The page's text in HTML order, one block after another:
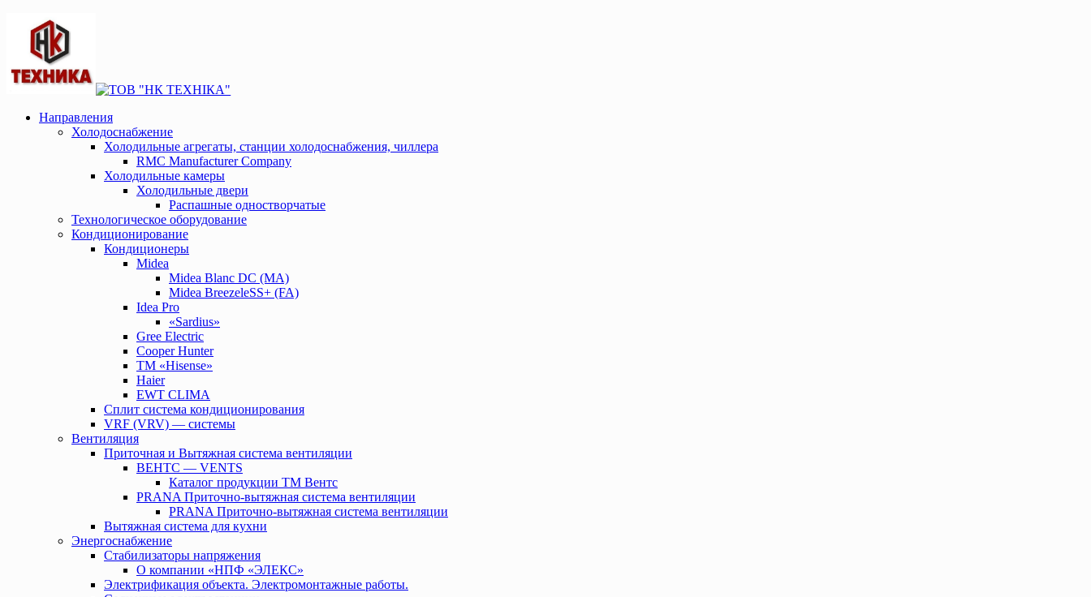
Направления
Холодоснабжение
Холодильные агрегаты, станции холодоснабжения, чиллера
RMC Manufacturer Company
Холодильные камеры
Холодильные двери
Распашные одностворчатые
Технологическое оборудование
Кондиционирование
Кондиционеры
Midea
Midea Blanc DС (MA)
Midea BreezeleSS+ (FA)
Idea Pro
«Sardius»
Gree Electric
Cooper Hunter
TM «Hisense»
Haier
EWT CLIMA
Сплит система кондиционирования
VRF (VRV) — системы
Вентиляция
Приточная и Вытяжная система вентиляции
ВЕНТС — VENTS
Каталог продукции ТМ Вентс
PRANA Приточно-вытяжная система вентиляции
PRANA Приточно-вытяжная система вентиляции
Вытяжная система для кухни
Энергоснабжение
Стабилизаторы напряжения
О компании «НПФ «ЭЛЕКС»
Электрификация объекта. Электромонтажные работы.